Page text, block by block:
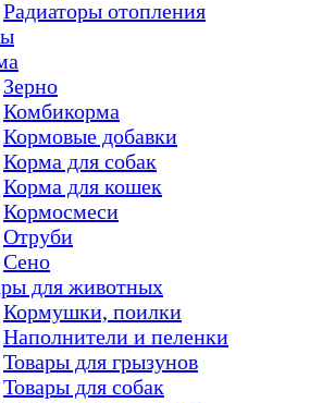
Радиаторы отопления
Зерно
Комбикорма
Кормовые добавки
Корма для собак
Корма для кошек
Кормосмеси
Отруби
Сено
для животных
Кормушки, поилки
Наполнители и пеленки
Товары для грызунов
Товары для собак